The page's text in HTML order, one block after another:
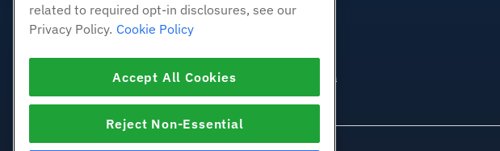
Armazenamento em Bloco
Armazenamento de Objetos
SSL Certificados
Hospedagem de aplicativos da
related to required opt-in disclosures, see our
Privacy Policy. Cookie Policy
Accept All Cookies
Reject Non-Essential